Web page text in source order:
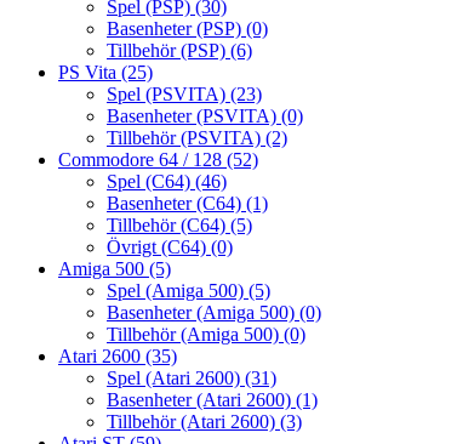
Spel (PSP) (30)
Basenheter (PSP) (0)
Tillbehör (PSP) (6)
PS Vita (25)
Spel (PSVITA) (23)
Basenheter (PSVITA) (0)
Tillbehör (PSVITA) (2)
Commodore 64 / 128 (52)
Spel (C64) (46)
Basenheter (C64) (1)
Tillbehör (C64) (5)
Övrigt (C64) (0)
Amiga 500 (5)
Spel (Amiga 500) (5)
Basenheter (Amiga 500) (0)
Tillbehör (Amiga 500) (0)
Atari 2600 (35)
Spel (Atari 2600) (31)
Basenheter (Atari 2600) (1)
Tillbehör (Atari 2600) (3)